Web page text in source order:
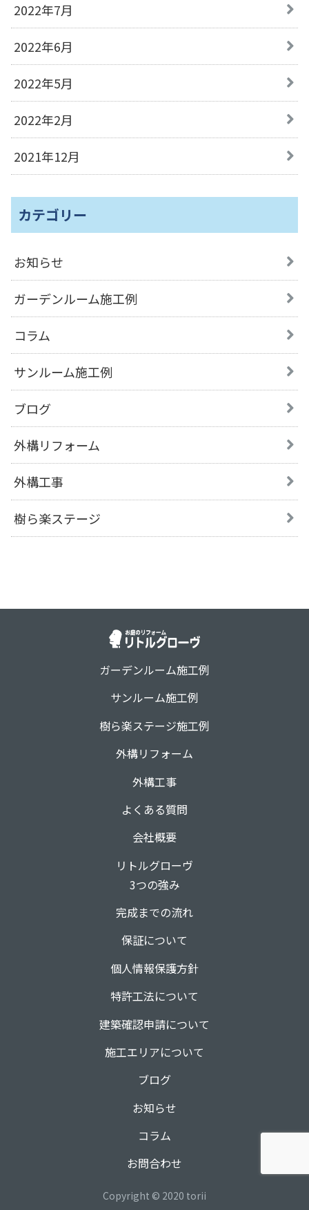
2022年7月
2022年6月
2022年5月
2022年2月
2021年12月
カテゴリー
お知らせ
ガーデンルーム施工例
コラム
サンルーム施工例
ブログ
外構リフォーム
外構工事
樹ら楽ステージ
ガーデンルーム施工例
サンルーム施工例
樹ら楽ステージ施工例
外構リフォーム
外構工事
よくある質問
会社概要
リトルグローヴ
3つの強み
完成までの流れ
保証について
個人情報保護方針
特許工法について
建築確認申請について
施工エリアについて
ブログ
お知らせ
コラム
お問合わせ
Copyright © 2020 torii